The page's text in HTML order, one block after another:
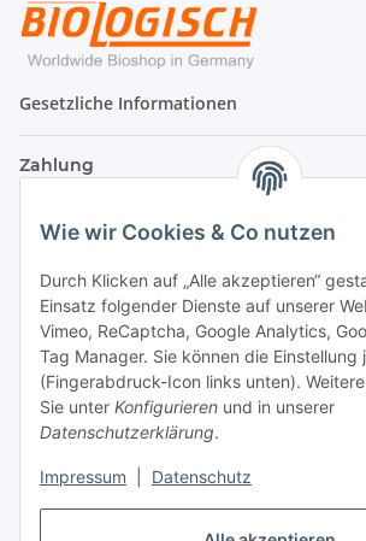
Wie wir Cookies & Co nutzen
Durch Klicken auf „Alle akzeptieren“
Einsatz folgender Dienste auf unserer
Vimeo, ReCaptcha, Google Analytics,
Tag Manager. Sie können die Einstellung
(Fingerabdruck-Icon links unten).
Sie unter Konfigurieren und in unserer
Datenschutzerklärung.
Impressum Datenschutz
Gesetzliche Informationen
Zahlung
Versand